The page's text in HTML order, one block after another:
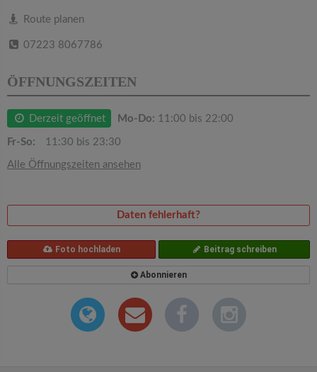
Route planen
07223 8067786
ÖFFNUNGSZEITEN
Derzeit geöffnet Mo-Do: 11:00 bis 22:00
Fr-So: 11:30 bis 23:30
Alle Öffnungszeiten ansehen
Daten fehlerhaft?
Foto hochladen Beitrag schreiben
Abonnieren
a
t
n